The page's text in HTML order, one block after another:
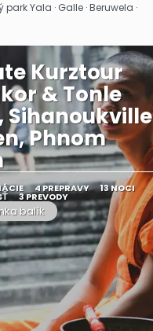
park Yala · Galle · Beruwela ·
Kurztour
& Tonle
Sihanoukville
Phnom
4 PREPRAVY 13 NOCI
3 PREVODY
balík